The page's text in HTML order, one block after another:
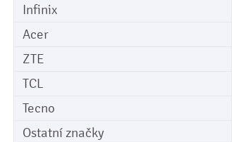
Infinix
Acer
ZTE
TCL
Tecno
Ostatní značky